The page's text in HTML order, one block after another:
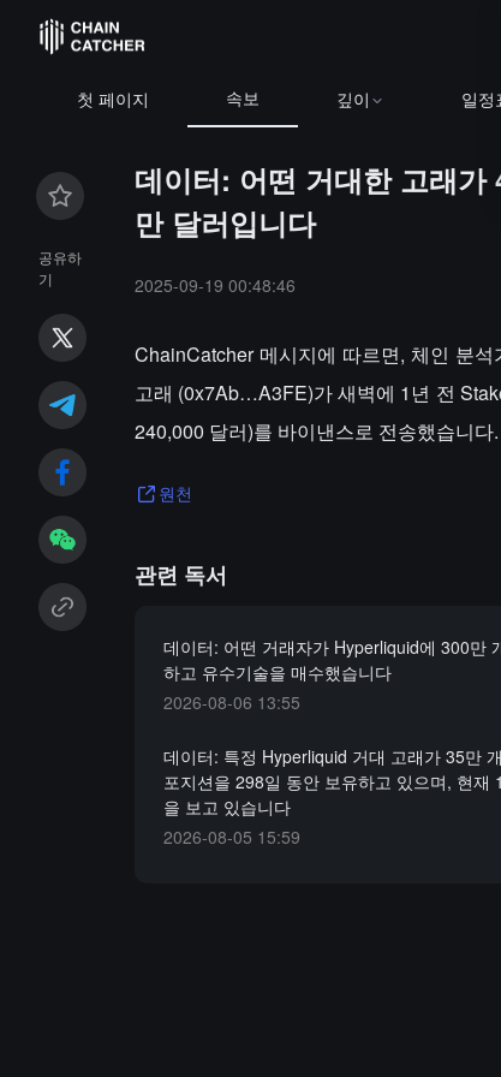
첫 페이지 속보 깊이 일정
공유하
기
데이터: 어떤 거대한 고래가
만 달러입니다
2025-09-19 00:48:46
ChainCatcher 메시지에 따르면, 체인 분
고래 (0x7Ab…A3FE)가 새벽에 1년 전
240,000 달러)를 바이낸스로 전송했습니다.
원천
관련 독서
데이터: 어떤 거래자가 Hyperliquid에 300만
하고 유수기술을 매수했습니다
2026-08-06 13:55
데이터: 특정 Hyperliquid 거대 고래가 35만
포지션을 298일 동안 보유하고 있으며, 현재
을 보고 있습니다
2026-08-05 15:59